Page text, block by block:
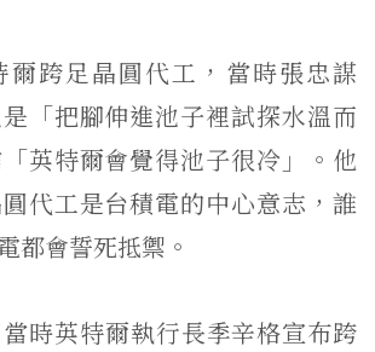
爾跨足晶圓代工，當時張忠謀
「把腳伸進池子裡試探水溫而
英特爾會覺得池子很冷」。他
代工是台積電的中心意志，誰
都會誓死抵禦。
時英特爾執行長季辛格宣布跨